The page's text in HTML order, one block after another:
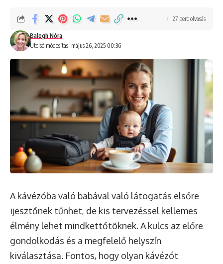
Utolsó módosítás: május 26, 2025 00:36
Balogh Nóra
27 perc olvasás
A kávézóba való babával való látogatás elsőre
ijesztőnek tűnhet, de kis tervezéssel kellemes
élmény lehet mindkettőtöknek. A kulcs az előre
gondolkodás és a megfelelő helyszín
kiválasztása. Fontos, hogy olyan kávézót